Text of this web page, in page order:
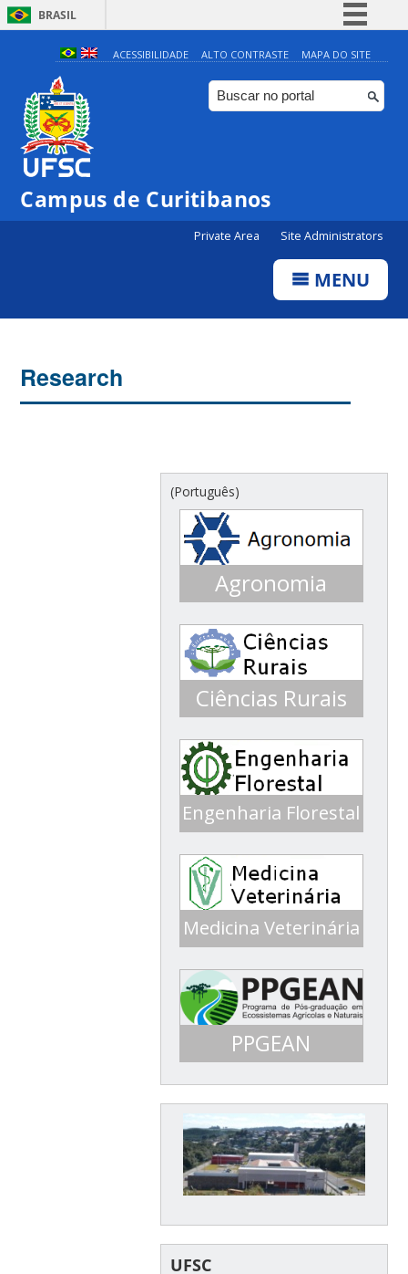
BRASIL
Simplifique!
Comunica BR
Participe
Canais
ACESSIBILIDADE ALTO CONTRASTE MAPA DO SITE
Campus de Curitibanos
Private Area Site Administrators
MENU
Research
(Português)
Agronomia
Conceito 3 ENADE 2016
Conceito 5 ENADE 2013
Ciências Rurais
Engenharia Florestal
Conceito 4 ENADE 2017
Medicina Veterinária
Conceito 5 ENADE 2016
PPGEAN
Mestrado em Ecossistemas
Agrícolas e Naturais
UFSC